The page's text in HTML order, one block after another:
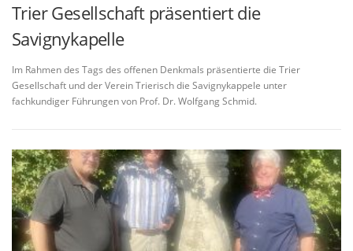
Trier Gesellschaft präsentiert die
Savignykapelle
Im Rahmen des Tags des offenen Denkmals präsentierte die Trier
Gesellschaft und der Verein Trierisch die Savignykappele unter
fachkundiger Führungen von Prof. Dr. Wolfgang Schmid.